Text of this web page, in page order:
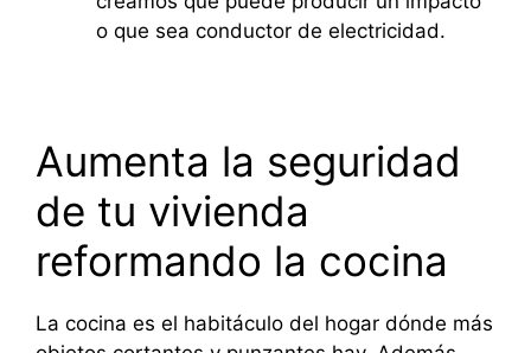
o que sea conductor de electricidad.
Aumenta la seguridad
de tu vivienda
reformando la cocina
La cocina es el habitáculo del hogar dónde más